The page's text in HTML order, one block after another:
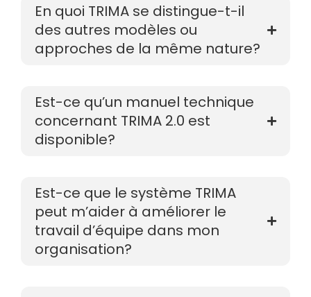
En quoi TRIMA se distingue-t-il
des autres modèles ou
approches de la même nature?
Est-ce qu’un manuel technique
concernant TRIMA 2.0 est
disponible?
Est-ce que le système TRIMA
peut m’aider à améliorer le
travail d’équipe dans mon
organisation?